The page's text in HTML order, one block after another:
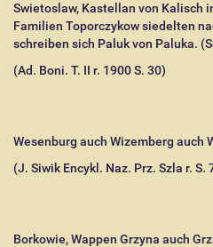
Swietoslaw, Kastellan von Kalisch
Familien Toporczykow siedelten
schreiben sich Paluk von Paluka.
(Ad. Boni. T. II r. 1900 S. 30)
Wesenburg auch Wizemberg auch
(J. Siwik Encykl. Naz. Prz. Szla r. S.
Borkowie, Wappen Grzyna auch